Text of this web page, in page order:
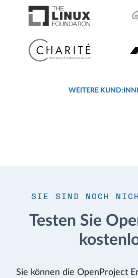
WEITERE
SIE SIND NOCH
Testen Sie
Sie können die OpenProject